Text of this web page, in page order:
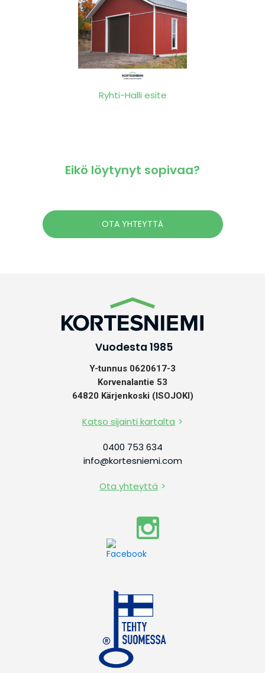
Ryhti-Halli esite
Eikö löytynyt sopivaa?
OTA YHTEYTTÄ
Vuodesta 1985
Y-tunnus 0620617-3
Korvenalantie 53
64820 Kärjenkoski (ISOJOKI)
Katso sijainti kartalta
0400 753 634
info@kortesniemi.com
Ota yhteyttä